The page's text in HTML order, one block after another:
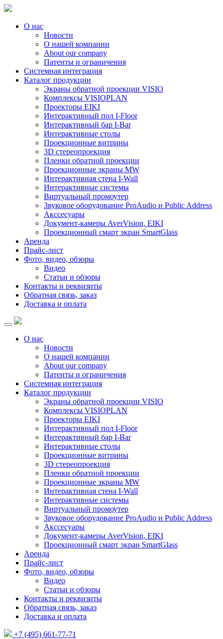
О нас
Новости
О нашей компании
About our company
Патенты и ограничения
Системная интеграция
Каталог продукции
Экраны обратной проекции VISIO
Комплексы VISIOPLAN
Проекторы EIKI
Интерактивный пол I-Floor
Интерактивный бар I-Bar
Интерактивные столы
Проекционные витрины
3D стереопроекция
Пленки обратной проекции
Проекционные экраны MW
Интерактивная стена I-Wall
Интерактивные системы
Виртуальный промоутер
Звуковое оборудование ProAudio и Public Address
Акссесуары
Документ-камеры AverVision, EIKI
Проекционный смарт экран SmartGlass
Аренда
Прайс-лист
Фото, видео, обзоры
Видео
Статьи и обзоры
Контакты и реквизиты
Обратная связь, заказ
Доставка и оплата
О нас
Новости
О нашей компании
About our company
Патенты и ограничения
Системная интеграция
Каталог продукции
Экраны обратной проекции VISIO
Комплексы VISIOPLAN
Проекторы EIKI
Интерактивный пол I-Floor
Интерактивный бар I-Bar
Интерактивные столы
Проекционные витрины
3D стереопроекция
Пленки обратной проекции
Проекционные экраны MW
Интерактивная стена I-Wall
Интерактивные системы
Виртуальный промоутер
Звуковое оборудование ProAudio и Public Address
Акссесуары
Документ-камеры AverVision, EIKI
Проекционный смарт экран SmartGlass
Аренда
Прайс-лист
Фото, видео, обзоры
Видео
Статьи и обзоры
Контакты и реквизиты
Обратная связь, заказ
Доставка и оплата
+7 (495) 661-77-71